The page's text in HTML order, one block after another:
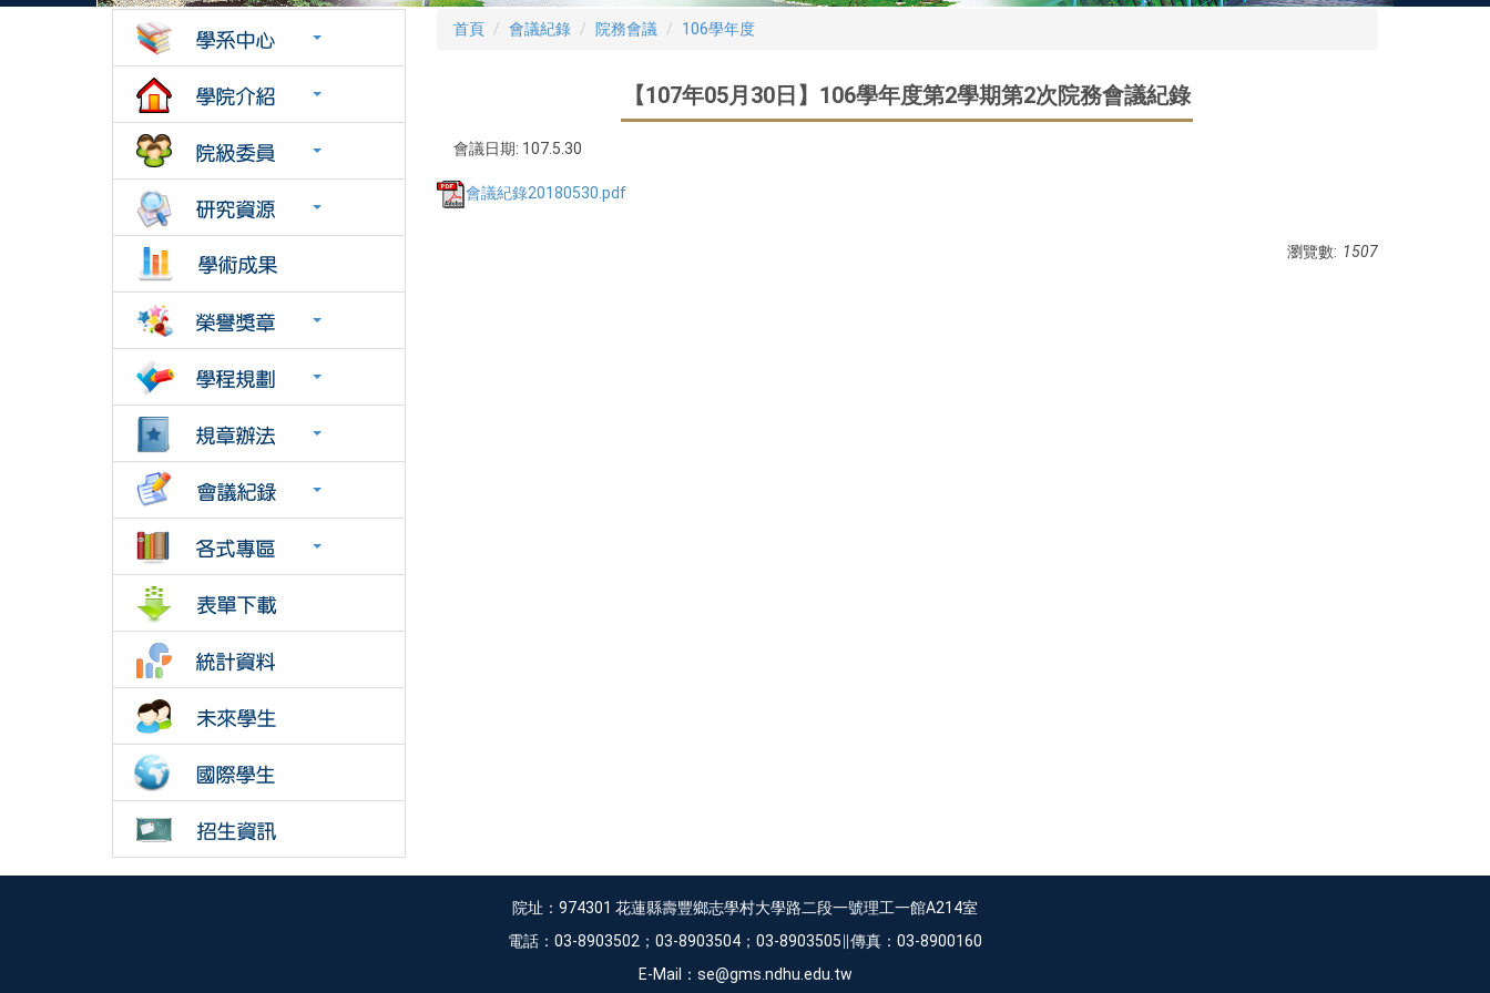
首頁 會議紀錄 院務會議 106學年度
【107年05月30日】106學年度第2學期第2次院務會議紀錄
會議日期: 107.5.30
會議紀錄20180530.pdf
瀏覽數: 1507
院址：974301 花蓮縣壽豐鄉志學村大學路二段一號理工一館A214室
電話：03-8903502；03-8903504；03-8903505∥傳真：03-8900160
E-Mail：se@gms.ndhu.edu.tw